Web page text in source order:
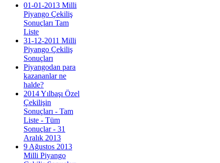
01-01-2013 Milli
Piyango Çekiliş
Sonuçları Tam
Liste
31-12-2011 Milli
Piyango Çekiliş
Sonuçları
Piyangodan para
kazananlar ne
halde?
2014 Yılbaşı Özel
Çekilişin
Sonuçları - Tam
Liste - Tüm
Sonuçlar - 31
Aralık 2013
9 Ağustos 2013
Milli Piyango